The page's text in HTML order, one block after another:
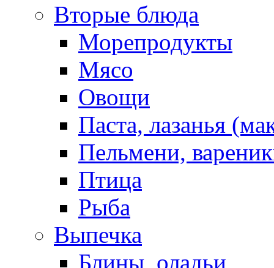
Вторые блюда
Морепродукты
Мясо
Овощи
Паста, лазанья
Пельмени,
Птица
Рыба
Выпечка
Блины, оладьи